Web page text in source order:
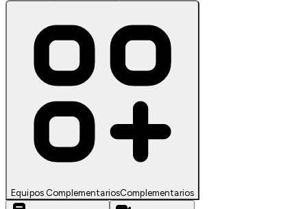
Equipos ComplementariosComplementarios